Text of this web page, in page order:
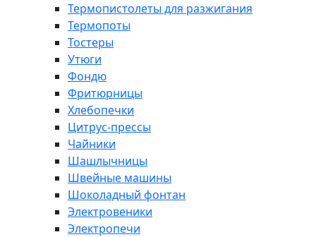
Термопистолеты для разжигания
Термопоты
Тостеры
Утюги
Фондю
Фритюрницы
Хлебопечки
Цитрус-прессы
Чайники
Шашлычницы
Швейные машины
Шоколадный фонтан
Электровеники
Электропечи